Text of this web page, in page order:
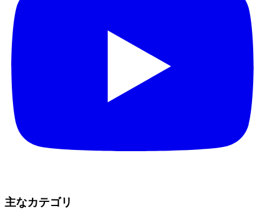
主なカテゴリ